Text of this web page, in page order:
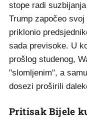
stope radi
Trump započeo
priklonio
sada previsoke. U
prošlog studenog,
"slomljenim", a
dosezi proširili
Pritisak Bijele